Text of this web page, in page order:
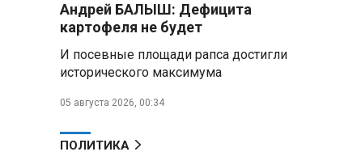
самых популярных зарубежных
городов у российских туристов
Минобороны РФ: при
освобождении Анискино ВСУ
военных сдалась в плен
Александр Лукашенко:
Андрей БАЛЫШ: Дефицита
картофеля не будет
И посевные площади рапса достигли
исторического максимума
05 августа 2026, 00:34
ПОЛИТИКА